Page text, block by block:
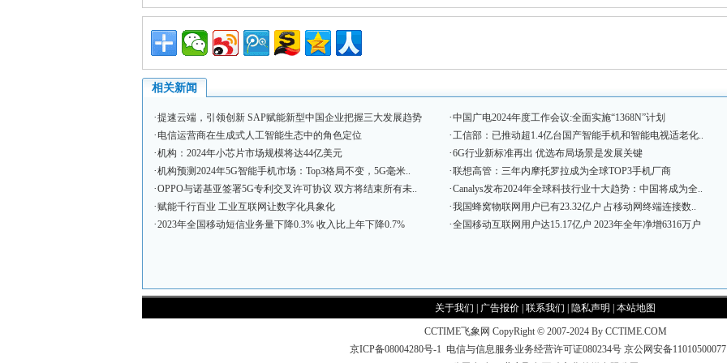
相关新闻
·提速云端，引领创新 SAP赋能新型中国企业把握三大发展趋势 ·中国广电2024年度工作会议:全面实施“1368N”计划
· 电信运营商在生成式人工智能生态中的角色定位 ·工信部：已推动超1.4亿台国产智能手机和智能电视适老化..
·机构：2024年小芯片市场规模将达44亿美元 ·6G行业新标准再出 优选布局场景是发展关键
·机构预测2024年5G智能手机市场：Top3格局不变，5G毫米.. ·联想高管：三年内摩托罗拉成为全球TOP3手机厂商
·OPPO与诺基亚签署5G专利交叉许可协议 双方将结束所有未.. ·Canalys发布2024年全球科技行业十大趋势：中国将成为全..
·赋能千行百业 工业互联网让数字化具象化 ·我国蜂窝物联网用户已有23.32亿户 占移动网终端连接数..
·2023年全国移动短信业务量下降0.3% 收入比上年下降0.7% ·全国移动互联网用户达15.17亿户 2023年全年净增6316万户
关于我们 广告报价 联系我们 隐私声明 本站地图
CCTIME飞象网 CopyRight © 2007-2024 By CCTIME.COM
京ICP备08004280号-1 电信与信息服务业务经营许可证080234号 京公网安备